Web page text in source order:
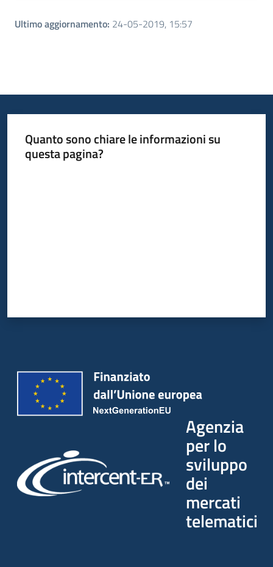
Ultimo aggiornamento: 24-05-2019, 15:57
Quanto sono chiare le informazioni su
questa pagina?
Agenzia
per lo
sviluppo
dei
mercati
telematici